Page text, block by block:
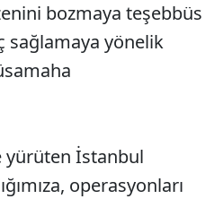
bozmaya teşebbüs
sağlamaya yönelik
yürüten İstanbul
operasyonları